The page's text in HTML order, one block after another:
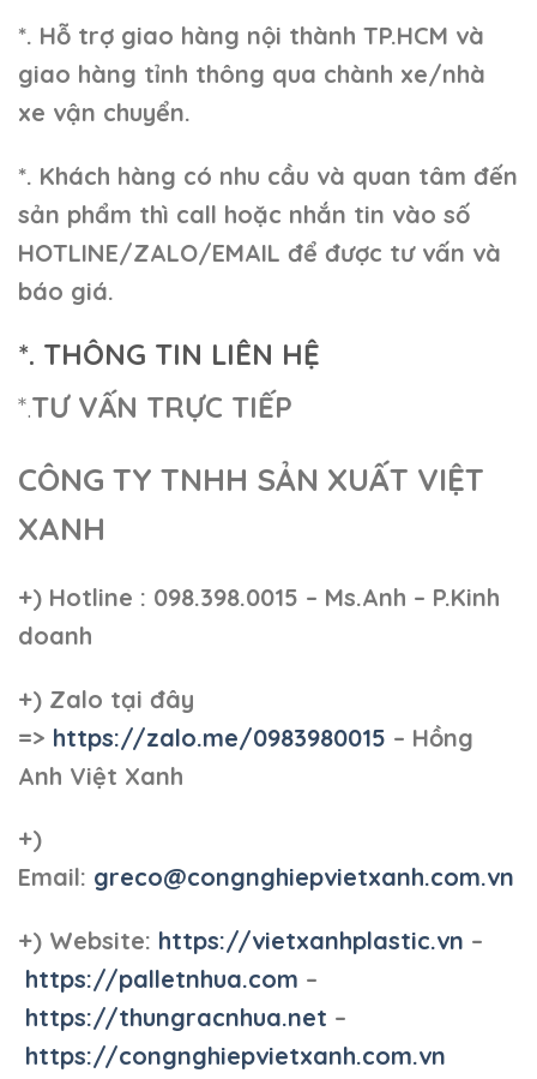
*. Hỗ trợ giao hàng nội thành TP.HCM và
giao hàng tỉnh thông qua chành xe/nhà
xe vận chuyển.
*. Khách hàng có nhu cầu và quan tâm đến
sản phẩm thì call hoặc nhắn tin vào số
HOTLINE/ZALO/EMAIL để được tư vấn và
báo giá.
*. THÔNG TIN LIÊN HỆ
*.TƯ VẤN TRỰC TIẾP
CÔNG TY TNHH SẢN XUẤT VIỆT
XANH
+) Hotline : 098.398.0015 – Ms.Anh – P.Kinh
doanh
+) Zalo tại đây
=> https://zalo.me/0983980015 – Hồng
Anh Việt Xanh
+)
Email: greco@congnghiepvietxanh.com.vn
+) Website: https://vietxanhplastic.vn –
https://palletnhua.com –
https://thungracnhua.net –
https://congnghiepvietxanh.com.vn